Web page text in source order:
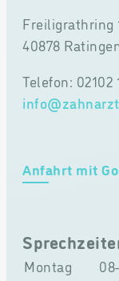
Freiligrathring
40878
Telefon: 02102
Anfahrt mit
Montag